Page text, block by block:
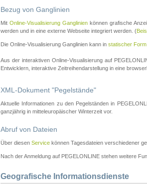
Bezug von Ganglinien
MitOnline-Visualisierung Ganglinien können grafische
werden und in eine externe Webseite integriert werden. (
Die Online-Visualisierung Ganglinien kann in statischer Form
Aus der interaktiven Online-Visualisierung auf
Entwicklern, interaktive Zeitreihendarstellung in eine
XML-Dokument "Pegelstände"
Aktuelle Informationen zu den Pegelständen in
ganzjährig in mitteleuropäischer Winterzeit vor.
Abruf von Dateien
Über diesen Service können Tagesdateien verschiedener
Nach der Anmeldung auf PEGELONLINE stehen weitere
Geografische Informationsdienste